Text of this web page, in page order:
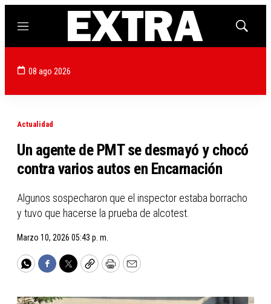
Menú
Mostrar
08 ago 2026
Actualidad
Un agente de PMT se desmayó y chocó
contra varios autos en Encarnación
Algunos sospecharon que el inspector estaba borracho
y tuvo que hacerse la prueba de alcotest.
Marzo 10, 2026 05:43 p. m.
WhatsApp
Facebook
TwitterCopyPrintEmail